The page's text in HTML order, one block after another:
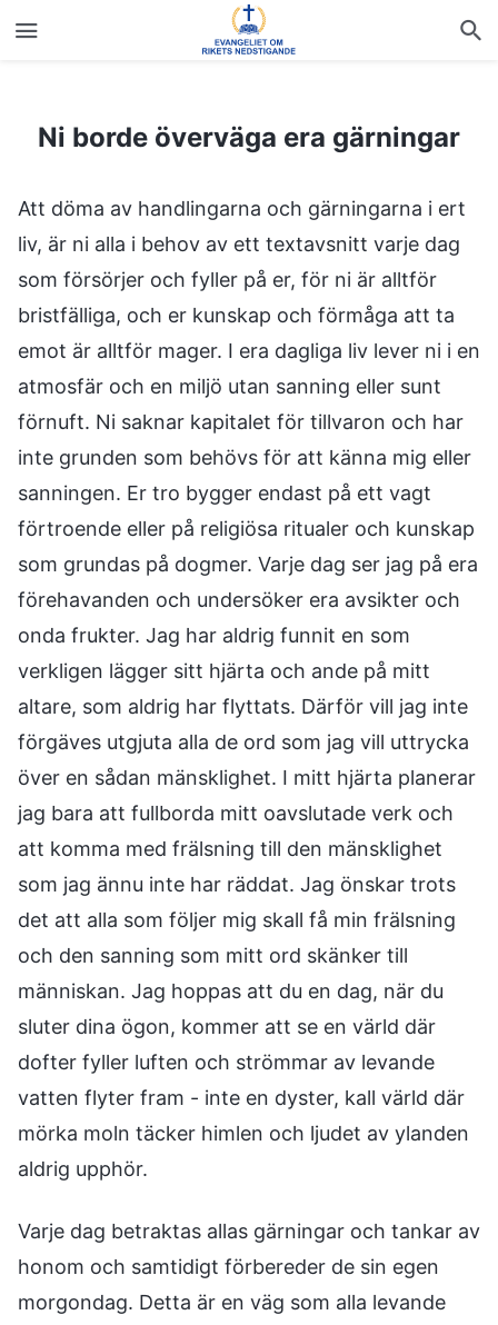
Ni borde överväga era gärningar
Ni borde överväga era gärningar
Att döma av handlingarna och gärningarna i ert
liv, är ni alla i behov av ett textavsnitt varje dag
som försörjer och fyller på er, för ni är alltför
bristfälliga, och er kunskap och förmåga att ta
emot är alltför mager. I era dagliga liv lever ni i en
atmosfär och en miljö utan sanning eller sunt
förnuft. Ni saknar kapitalet för tillvaron och har
inte grunden som behövs för att känna mig eller
sanningen. Er tro bygger endast på ett vagt
förtroende eller på religiösa ritualer och kunskap
som grundas på dogmer. Varje dag ser jag på era
förehavanden och undersöker era avsikter och
onda frukter. Jag har aldrig funnit en som
verkligen lägger sitt hjärta och ande på mitt
altare, som aldrig har flyttats. Därför vill jag inte
förgäves utgjuta alla de ord som jag vill uttrycka
över en sådan mänsklighet. I mitt hjärta planerar
jag bara att fullborda mitt oavslutade verk och
att komma med frälsning till den mänsklighet
som jag ännu inte har räddat. Jag önskar trots
det att alla som följer mig skall få min frälsning
och den sanning som mitt ord skänker till
människan. Jag hoppas att du en dag, när du
sluter dina ögon, kommer att se en värld där
dofter fyller luften och strömmar av levande
vatten flyter fram - inte en dyster, kall värld där
mörka moln täcker himlen och ljudet av ylanden
aldrig upphör.
Varje dag betraktas allas gärningar och tankar av
honom och samtidigt förbereder de sin egen
morgondag. Detta är en väg som alla levande